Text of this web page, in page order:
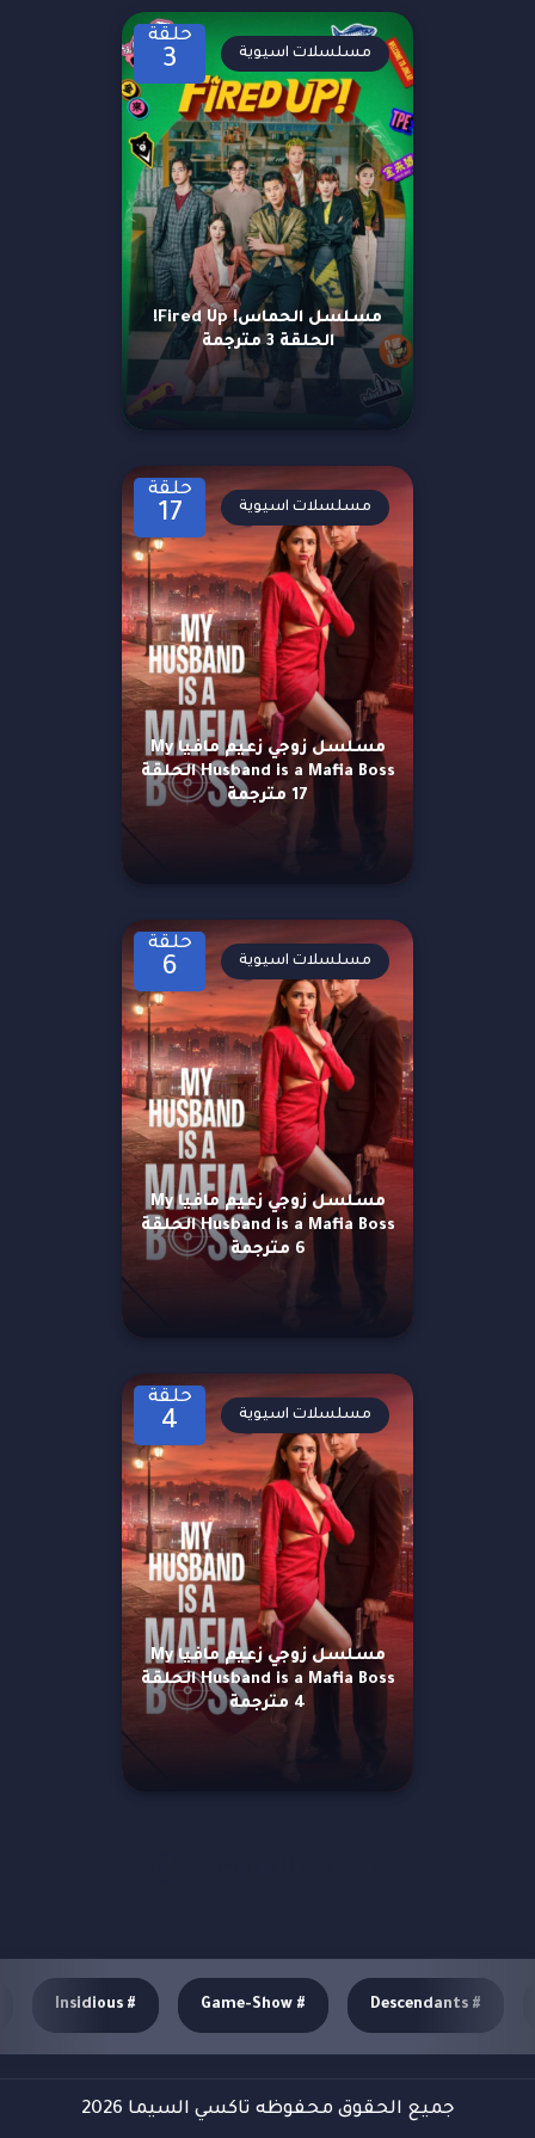
حلقة
3
مسلسل الحماس! Fired Up!
الحلقة 3 مترجمة
مسلسلات اسيوية
حلقة
17
مسلسل زوجي زعيم مافيا My
Husband is a Mafia Boss الحلقة
17 مترجمة
مسلسلات اسيوية
حلقة
6
مسلسل زوجي زعيم مافيا My
Husband is a Mafia Boss الحلقة
6 مترجمة
مسلسلات اسيوية
حلقة
4
مسلسل زوجي زعيم مافيا My
Husband is a Mafia Boss الحلقة
4 مترجمة
مسلسلات اسيوية
#
Descendants
#
Game-Show
#
Insidious
جميع الحقوق محفوظه تاكسي السيما 2026